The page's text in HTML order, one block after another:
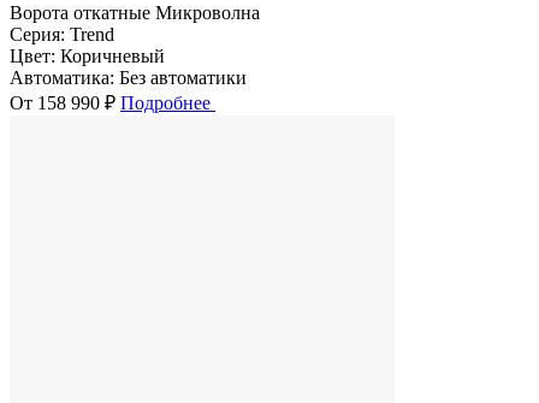
Ворота откатные Микроволна
Серия: Trend
Цвет: Коричневый
Автоматика: Без автоматики
От 158 990 ₽ Подробнее